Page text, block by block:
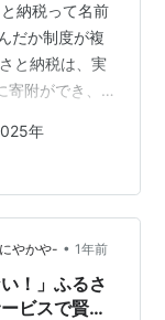
納税って名前
だか制度が複
と納税は、実
附ができ、そ
されるため、
。 2025年も、
れますが、制
今回は、最新
から活用術ま
年
やかや- • 1年前
！」ふるさ
ビスで賢く